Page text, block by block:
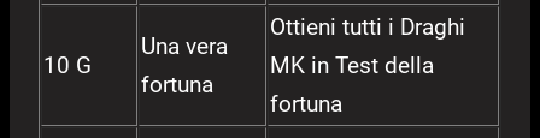
10 G
Una vera
fortuna
Ottieni tutti i Draghi
MK in Test della
fortuna